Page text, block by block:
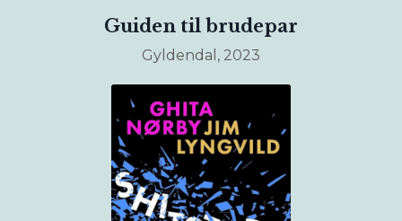
Guiden til brudepar
Gyldendal, 2023